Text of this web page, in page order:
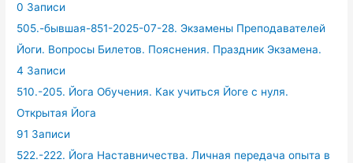
0 Записи
505.-бывшая-851-2025-07-28. Экзамены Преподавателей
Йоги. Вопросы Билетов. Пояснения. Праздник Экзамена.
4 Записи
510.-205. Йога Обучения. Как учиться Йоге с нуля.
Открытая Йога
91 Записи
522.-222. Йога Наставничества. Личная передача опыта в